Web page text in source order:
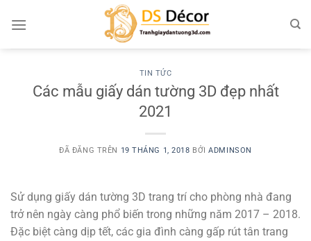
đến
TIN TỨC
Các mẫu giấy dán tường 3D đẹp nhất
2021
ĐÃ ĐĂNG TRÊN 19 THÁNG 1, 2018 BỞIADMINSON
Sử dụng giấy dán tường 3D trang trí cho phòng nhà đang
trở nên ngày càng phổ biến trong những năm 2017 – 2018.
Đặc biệt càng dịp tết, các gia đình càng gấp rút tân trang